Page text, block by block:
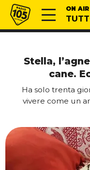
Vai al contenuto
Radio 105 ON AIR
Stella,
cane.
Ha solo trenta
vivere come un